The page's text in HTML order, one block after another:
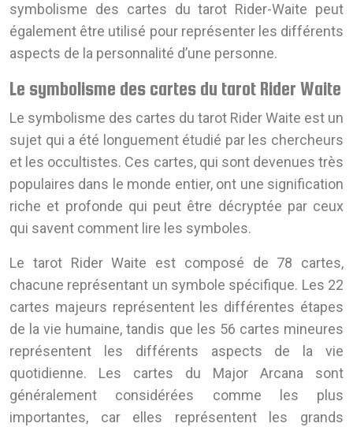
symbolisme des cartes du tarot Rider-Waite peut
également être utilisé pour représenter les différents
aspects de la personnalité d’une personne.
Le symbolisme des cartes du tarot Rider Waite
Le symbolisme des cartes du tarot Rider Waite est un
sujet qui a été longuement étudié par les chercheurs
et les occultistes. Ces cartes, qui sont devenues très
populaires dans le monde entier, ont une signification
riche et profonde qui peut être décryptée par ceux
qui savent comment lire les symboles.
Le tarot Rider Waite est composé de 78 cartes,
chacune représentant un symbole spécifique. Les 22
cartes majeurs représentent les différentes étapes
de la vie humaine, tandis que les 56 cartes mineures
représentent les différents aspects de la vie
quotidienne. Les cartes du Major Arcana sont
généralement considérées comme les plus
importantes, car elles représentent les grands